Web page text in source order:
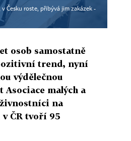
Česku roste, přibývá jim zakázek -
osob samostatně
trend, nyní
výdělečnou
malých a
na
ČR tvoří 95